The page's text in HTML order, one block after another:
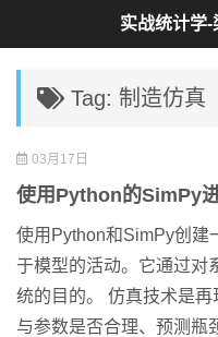
Tag: 制造仿真
03月17日
使用Python的SimPy
使用Python和SimPy创建
于模型的活动。它通过对
统的目的。 仿真技术是
与参数是否合理、预测瓶
实战统计学